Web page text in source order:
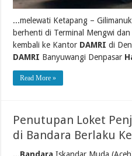
...melewati Ketapang –
berhenti di Terminal Mengwi
kembali ke Kantor DAMRI di
DAMRI Banyuwangi Denpasar
Read More »
Penutupan Loket
di Bandara Berlaku
...Bandara Iskandar Muda